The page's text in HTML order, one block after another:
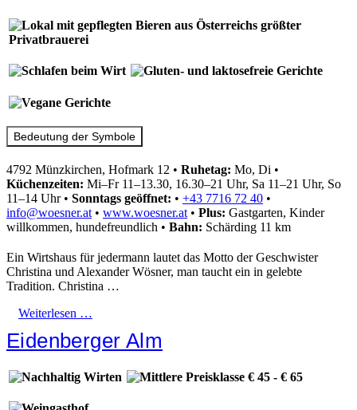
Bedeutung der Symbole
4792 Münzkirchen, Hofmark 12 • Ruhetag: Mo, Di •
Küchenzeiten: Mi–Fr 11–13.30, 16.30–21 Uhr, Sa 11–21 Uhr, So
11–14 Uhr• Sonntags geöffnet: • +43 7716 72 40 •
info@woesner.at • www.woesner.at • Plus: Gastgarten, Kinder
willkommen, hundefreundlich • Bahn: Schärding 11 km
Ein Wirtshaus für jedermann lautet das Motto der Geschwister
Christina und Alexander Wösner, man taucht ein in gelebte
Tradition. Christina …
Weiterlesen …
Eidenberger Alm